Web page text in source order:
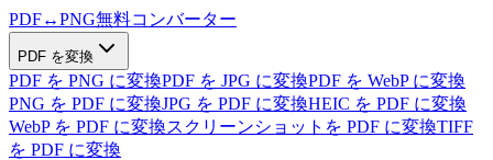
PDF↔PNG無料コンバーター
PDF を変換
PDF を PNG に変換PDF を JPG に変換PDF を WebP に変換
PNG を PDF に変換JPG を PDF に変換HEIC を PDF に変換
WebP を PDF に変換スクリーンショットを PDF に変換TIFF
を PDF に変換